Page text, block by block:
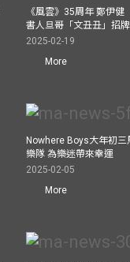
《風雲》35周年 鄭伊
書人旦哥「文丑丑」招
2025-02-19
More
Nowhere Boys大年初
樂隊 為樂迷帶來幸運
2025-02-05
More